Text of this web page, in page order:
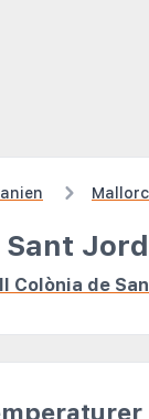
Sant
Colònia de